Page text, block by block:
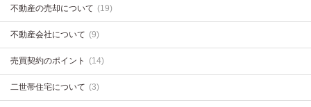
不動産の売却について (19)
不動産会社について (9)
売買契約のポイント (14)
二世帯住宅について (3)